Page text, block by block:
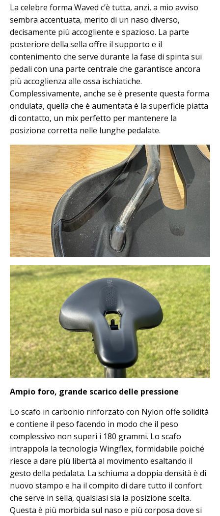
La celebre forma Waved c’è tutta, anzi, a mio avviso
sembra accentuata, merito di un naso diverso,
decisamente più accogliente e spazioso. La parte
posteriore della sella offre il supporto e il
contenimento che serve durante la fase di spinta sui
pedali con una parte centrale che garantisce ancora
più accoglienza alle ossa ischiatiche.
Complessivamente, anche se è presente questa forma
ondulata, quella che è aumentata è la superficie piatta
di contatto, un mix perfetto per mantenere la
posizione corretta nelle lunghe pedalate.
Ampio foro, grande scarico delle pressione
Lo scafo in carbonio rinforzato con Nylon offe solidità
e contiene il peso facendo in modo che il peso
complessivo non superi i 180 grammi. Lo scafo
intrappola la tecnologia Wingflex, formidabile poiché
riesce a dare più libertà al movimento esaltando il
gesto della pedalata. La schiuma a doppia densità è di
nuovo stampo e ha il compito di dare tutto il confort
che serve in sella, qualsiasi sia la posizione scelta.
Questa è più morbida sul naso e più corposa dove si